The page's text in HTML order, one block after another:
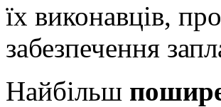
їх виконавців,
забезпечення
Найбільш